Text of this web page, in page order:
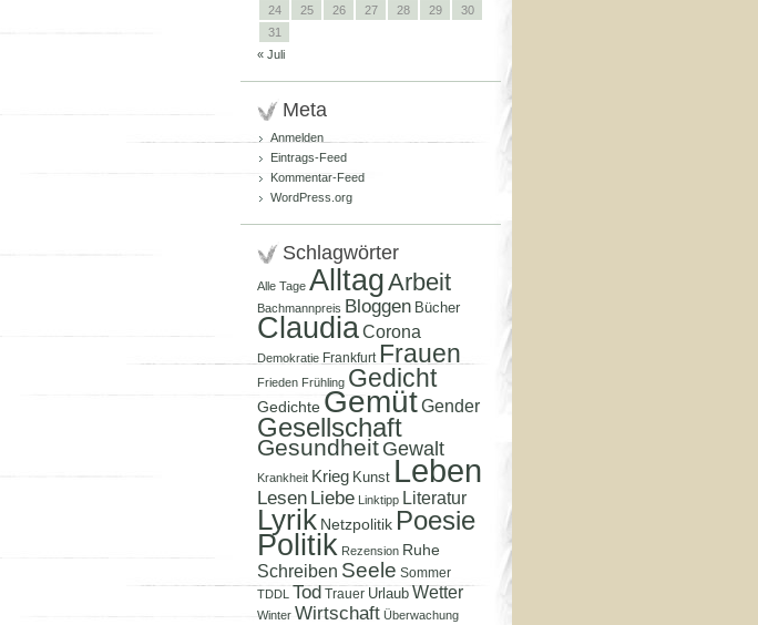
24
25 26 27 28 29
30
31
« Juli
Meta
Anmelden
Eintrags-Feed
Kommentar-Feed
WordPress.org
Schlagwörter
Alle Tage AlltagArbeit
Bachmannpreis Bloggen Bücher
ClaudiaCorona
Demokratie Frankfurt Frauen
Frieden Frühling Gedicht
Gedichte GemütGender
Gesellschaft
Gesundheit Gewalt
Krankheit Krieg Kunst Leben
Lesen Liebe Linktipp Literatur
Lyrik Netzpolitik Poesie
Politik Rezension Ruhe
Schreiben Seele Sommer
TDDL Tod Trauer Urlaub Wetter
Winter Wirtschaft Überwachung